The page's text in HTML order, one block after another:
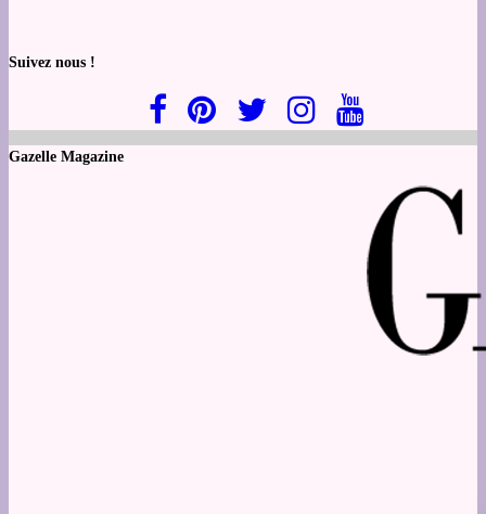
Suivez nous !
Gazelle Magazine